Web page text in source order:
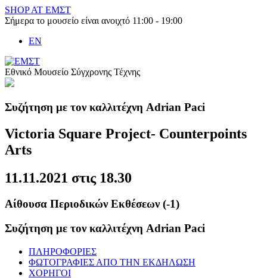
Skip
to
SHOP AT ΕΜΣΤ
Σήμερα το μουσείο είναι ανοιχτό 11:00 - 19:00
EN
Εθνικό Μουσείο Σύγχρονης Τέχνης
Συζήτηση με τον καλλιτέχνη Adrian Paci
Victoria Square Project- Counterpoints
Arts
11.11.2021 στις 18.30
Αίθουσα Περιοδικών Εκθέσεων (-1)
Συζήτηση με τον καλλιτέχνη Adrian Paci
ΠΛΗΡΟΦΟΡΙΕΣ
ΦΩΤΟΓΡΑΦΙΕΣ ΑΠΟ ΤΗΝ ΕΚΔΗΛΩΣΗ
ΧΟΡΗΓΟΙ